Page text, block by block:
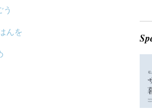
う
んを